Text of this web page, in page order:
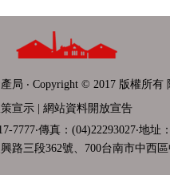
局 ‧ Copyright © 2017 版權所有
宣示
網站資料開放宣告
7777‧傳真：(04)22293027‧地址
路三段362號、700台南市中西